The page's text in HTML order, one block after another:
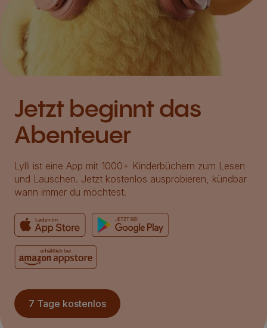
Jetzt beginnt das
Abenteuer
Lylli ist eine App mit 1000+ Kinderbüchern zum Lesen
und Lauschen. Jetzt kostenlos ausprobieren, kündbar
wann immer du möchtest.
7 Tage kostenlos